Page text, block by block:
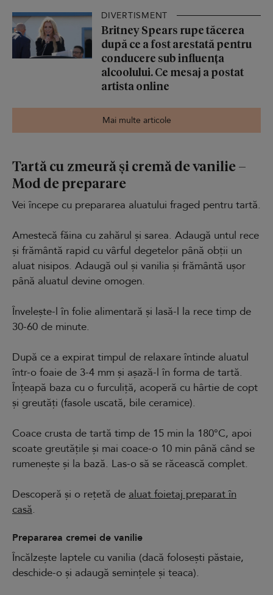
DIVERTISMENT
Britney Spears rupe tăcerea
după ce a fost arestată pentru
conducere sub influența
alcoolului. Ce mesaj a postat
artista online
Mai multe articole
Tartă cu zmeură și cremă de vanilie –
Mod de preparare
Vei începe cu prepararea aluatului fraged pentru tartă.
Amestecă făina cu zahărul și sarea. Adaugă untul rece
și frământă rapid cu vârful degetelor până obții un
aluat nisipos. Adaugă oul și vanilia și frământă ușor
până aluatul devine omogen.
Învelește-l în folie alimentară și lasă-l la rece timp de
30-60 de minute.
După ce a expirat timpul de relaxare întinde aluatul
într-o foaie de 3-4 mm și așază-l în forma de tartă.
Înțeapă baza cu o furculiță, acoperă cu hârtie de copt
și greutăți (fasole uscată, bile ceramice).
Coace crusta de tartă timp de 15 min la 180°C, apoi
scoate greutățile și mai coace-o 10 min până când se
rumenește și la bază. Las-o să se răcească complet.
Descoperă și o rețetă de aluat foietaj preparat în
casă.
Prepararea cremei de vanilie
Încălzește laptele cu vanilia (dacă folosești păstaie,
deschide-o și adaugă semințele și teaca).